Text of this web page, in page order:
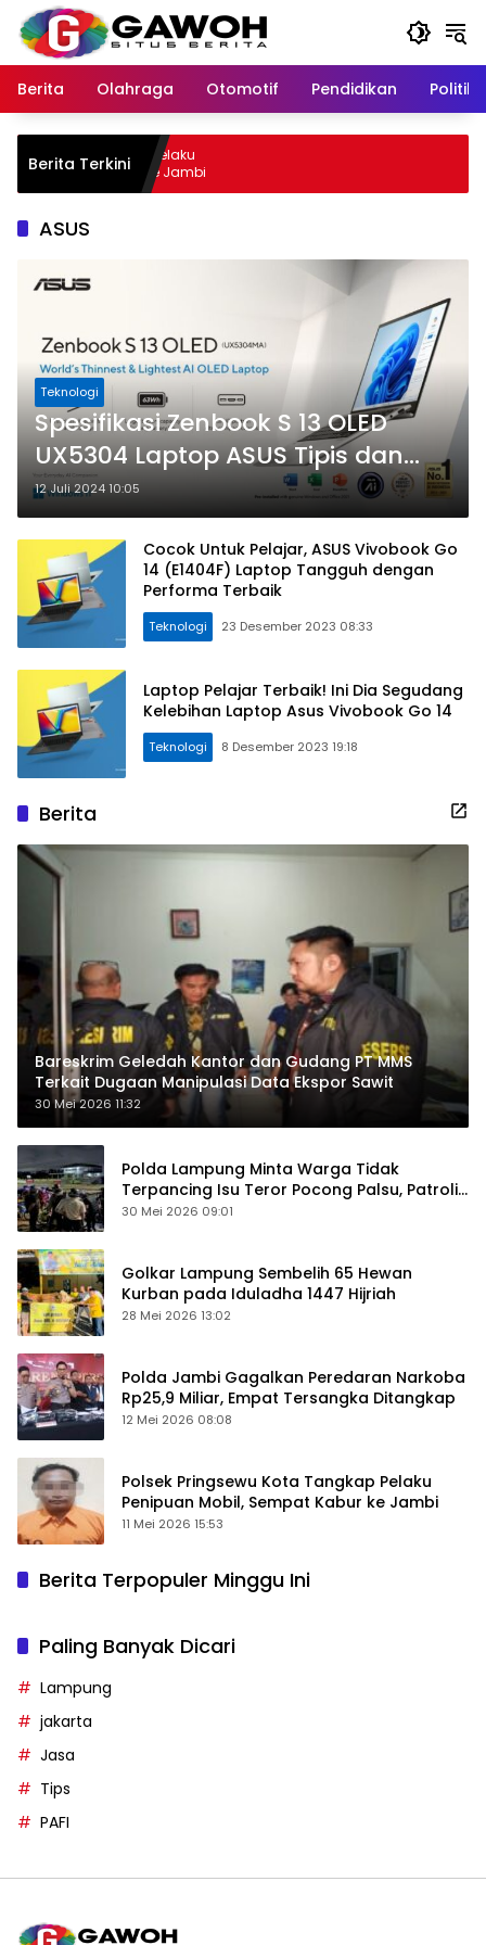
Langsung
konten
Berita
Olahraga Otomotif Pendidikan Politik
Berita Terkini
Kota Tangkap Pelaku
Sempat Kabur ke Jambi
ASUS
Teknologi
Spesifikasi Zenbook S 13 OLED
UX5304 Laptop ASUS Tipis dan
Ringan
12 Juli 2024 10:05
Cocok Untuk Pelajar, ASUS Vivobook Go
14 (E1404F) Laptop Tangguh dengan
Performa Terbaik
Teknologi 23 Desember 2023 08:33
Laptop Pelajar Terbaik! Ini Dia Segudang
Kelebihan Laptop Asus Vivobook Go 14
Teknologi 8 Desember 2023 19:18
Berita
Bareskrim Geledah Kantor dan Gudang PT MMS
Terkait Dugaan Manipulasi Data Ekspor Sawit
30 Mei 2026 11:32
Polda Lampung Minta Warga Tidak
Terpancing Isu Teror Pocong Palsu, Patroli
Keamanan Ditingkatkan
30 Mei 2026 09:01
Golkar Lampung Sembelih 65 Hewan
Kurban pada Iduladha 1447 Hijriah
28 Mei 2026 13:02
Polda Jambi Gagalkan Peredaran Narkoba
Rp25,9 Miliar, Empat Tersangka Ditangkap
12 Mei 2026 08:08
Polsek Pringsewu Kota Tangkap Pelaku
Penipuan Mobil, Sempat Kabur ke Jambi
11 Mei 2026 15:53
Berita Terpopuler Minggu Ini
Paling Banyak Dicari
Lampung
jakarta
Jasa
Tips
PAFI